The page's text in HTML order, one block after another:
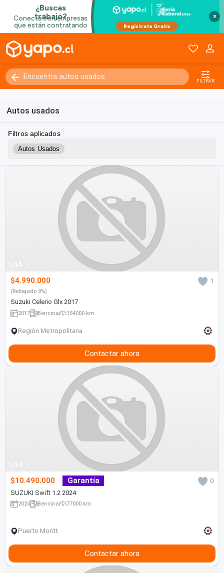
×
FILTRAR
Autos usados
Filtros aplicados
Autos Usados
1/15
$4.990.000 1
(Rebajado 9%)
Suzuki Celerio Glx 2017
2017 Bencina 154000 km
Región Metropolitana
Contactar ahora
1/13
$10.490.000 Garantía
0
SUZUKI Swift 1.2 2024
2024 Bencina 77000 km
Puerto Montt
Contactar ahora